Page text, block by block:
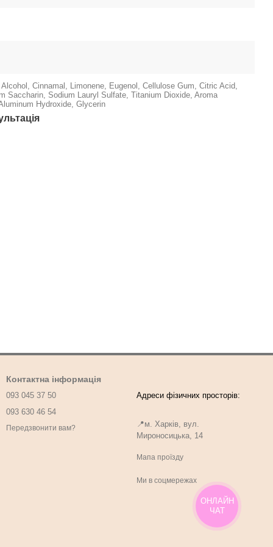
Cinnamal, Limonene, Eugenol, Cellulose Gum, Citric Acid,
Saccharin, Sodium Lauryl Sulfate, Titanium Dioxide, Aroma
Hydroxide, Glycerin
Контактна інформація
093 045 37 50
093 630 46 54
Передзвонити вам?
📍м. Харків, вул.
Мироносицька, 14
Мапа проїзду
Ми в соцмережах
ОНЛАЙН
ЧАТ